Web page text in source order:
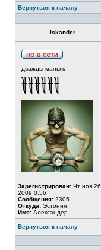
Вернуться к началу
Iskander
дважды маньяк
Зарегистрирован: Чт ноя 26,
2009 0:56
Сообщения: 2305
Откуда: Эстония
Имя: Александер
Вернуться к началу